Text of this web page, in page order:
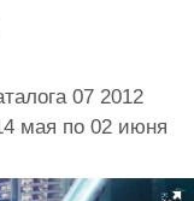
07 2012
мая по 02 июня